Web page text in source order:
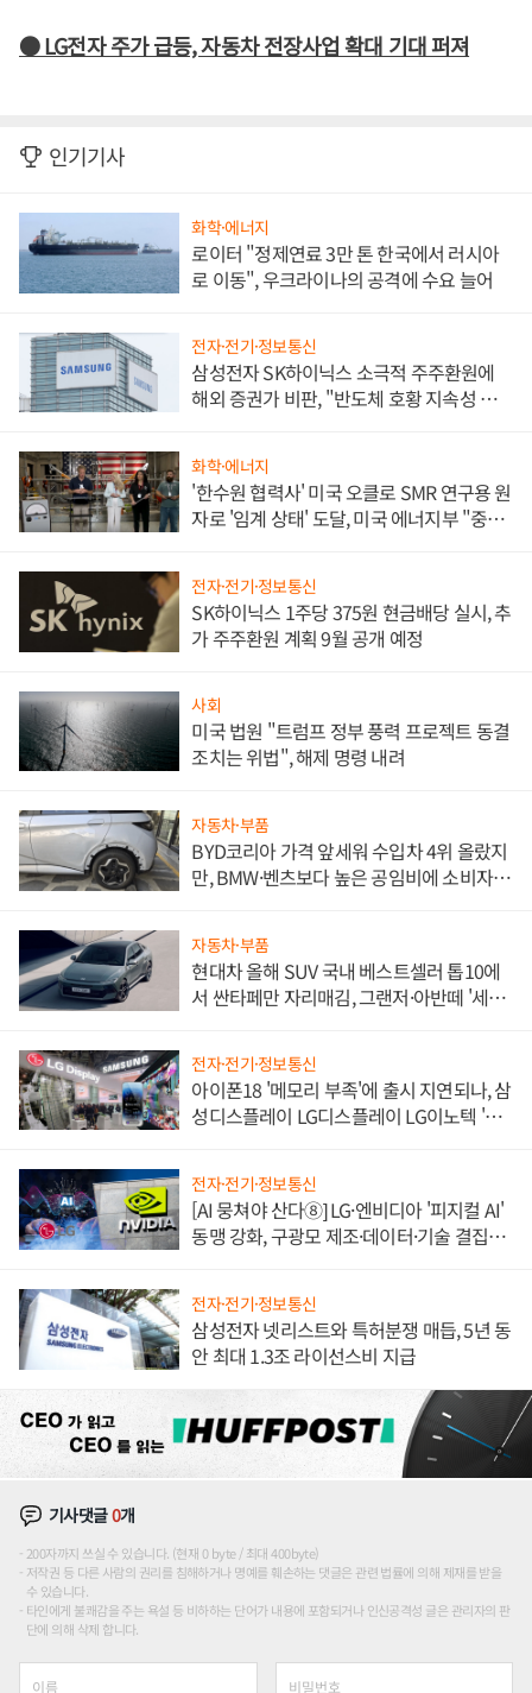
● LG전자 주가 급등, 자동차 전장사업 확대 기대 퍼져
인기기사
화학·에너지
로이터 "정제연료 3만 톤 한국에서 러시아
로 이동", 우크라이나의 공격에 수요 늘어
전자·전기·정보통신
삼성전자 SK하이닉스 소극적 주주환원에
해외 증권가 비판, "반도체 호황 지속성 의
화학·에너지
'한수원 협력사' 미국 오클로 SMR 연구용 원
자로 '임계 상태' 도달, 미국 에너지부 "중요
전자·전기·정보통신
SK하이닉스 1주당 375원 현금배당 실시, 추
가 주주환원 계획 9월 공개 예정
사회
미국 법원 "트럼프 정부 풍력 프로젝트 동결
조치는 위법", 해제 명령 내려
자동차·부품
BYD코리아 가격 앞세워 수입차 4위 올랐지
만, BMW·벤츠보다 높은 공임비에 소비자
자동차·부품
현대차 올해 SUV 국내 베스트셀러 톱10에
서 싼타페만 자리매김, 그랜저·아반떼 '세단
전자·전기·정보통신
아이폰18 '메모리 부족'에 출시 지연되나, 삼
성디스플레이 LG디스플레이 LG이노텍 '탈
전자·전기·정보통신
[AI 뭉쳐야 산다⑧] LG·엔비디아 '피지컬 AI'
동맹 강화, 구광모 제조·데이터·기술 결집
전자·전기·정보통신
삼성전자 넷리스트와 특허분쟁 매듭, 5년 동
안 최대 1.3조 라이선스비 지급
기사댓글0개
200자까지 쓰실 수 있습니다. (현재 0 byte / 최대 400byte)
저작권 등 다른 사람의 권리를 침해하거나 명예를 훼손하는 댓글은 관련 법률에 의해 제재를 받을
수 있습니다.
타인에게 불쾌감을 주는 욕설 등 비하하는 단어가 내용에 포함되거나 인신공격성 글은 관리자의 판
단에 의해 삭제 합니다.